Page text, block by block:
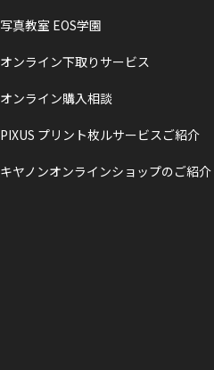
写真教室 EOS学園
オンライン下取りサービス
オンライン購入相談
PIXUS プリント枚ルサービスご紹介
キヤノンオンラインショップのご紹介